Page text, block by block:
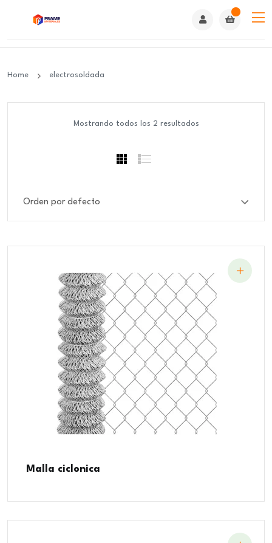
Home electrosoldada
Mostrando todos los 2 resultados
Malla ciclonica